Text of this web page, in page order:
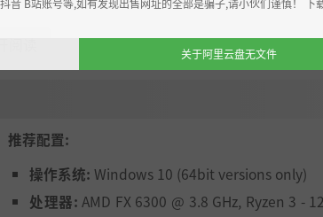
阅读
推荐配置:
操作系统: Windows 10 (64bit versions only)
处理器: AMD FX 6300 @ 3.8 GHz, Ryzen 3 -
音 B站账号等,如有发现出售网址的全部是骗子,请小伙们谨慎！ 下
关于阿里云盘无文件